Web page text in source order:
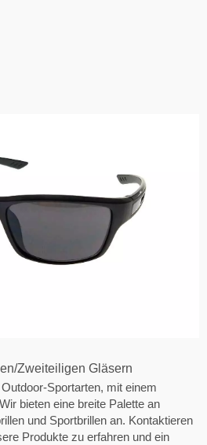
Zweiteiligen Gläsern
Sportarten, mit einem
bieten eine breite Palette an
und Sportbrillen an. Kontaktieren
Produkte zu erfahren und ein